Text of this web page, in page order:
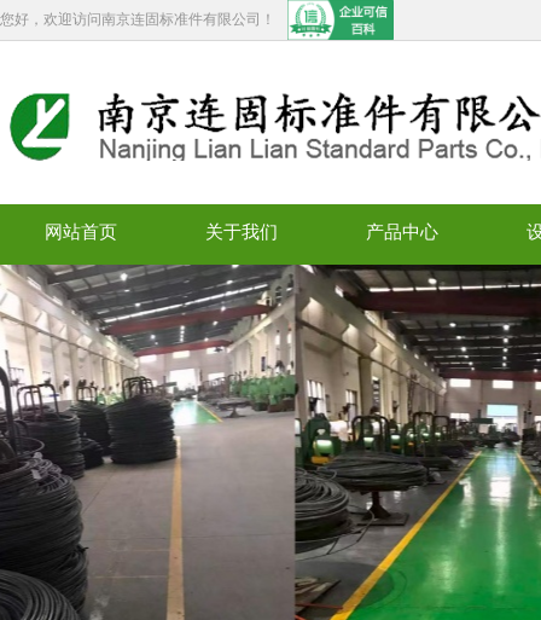
您好，欢迎访问南京连固标准件有限公司！
网站首页 关于我们 产品中心